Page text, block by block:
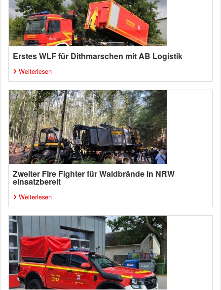
Erstes WLF für Dithmarschen mit AB Logistik
Weiterlesen
Zweiter Fire Fighter für Waldbrände in NRW
einsatzbereit
Weiterlesen